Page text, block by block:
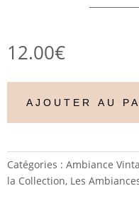
12.00€
AJOUTER AU
Catégories : Ambiance
la Collection, Les